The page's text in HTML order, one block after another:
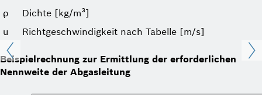
ρ
Dichte [kg/m³]
u
Richt­geschwindigkeit nach Tabelle [m/s]
Beispielrechnung zur Ermittlung der erforderlichen
Nennweite der Abgasleitung